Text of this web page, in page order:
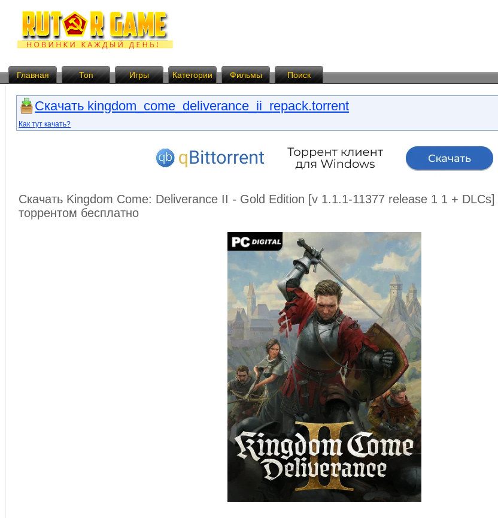
Главная Топ Игры Категории Фильмы Поиск
Скачать kingdom_come_deliverance_ii_repack.torrent
Как тут качать?
Скачать Kingdom Come: Deliverance II - Gold Edition [v 1.1.1-11377 release 1 1 +
торрентом бесплатно